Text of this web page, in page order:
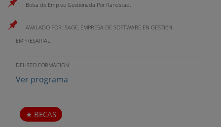
Bolsa de Empleo Gestionada Por Randstad.
AVALADO POR: SAGE, EMPRESA DE SOFTWARE EN GESTIóN
EMPRESARIAL.
DEUSTO FORMACION
Ver programa
BECAS